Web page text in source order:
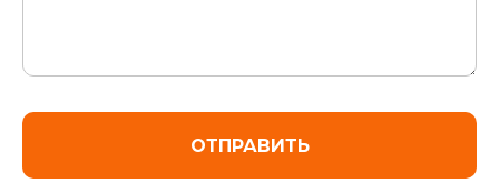
ОТПРАВИТЬ